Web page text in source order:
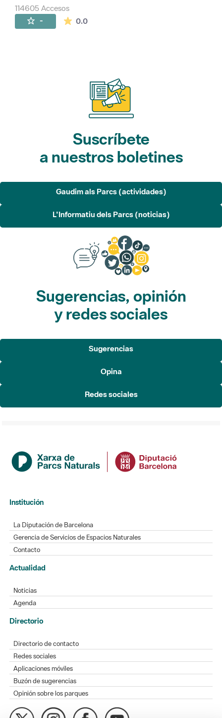
114605 Accesos
- 0.0La valoración media es de 0 estrellas de
Suscríbete
a nuestros boletines
Gaudim als Parcs (actividades)
L'Informatiu dels Parcs (noticias)
Sugerencias, opinión
y redes sociales
Sugerencias
Opina
Redes sociales
Institución
La Diputación de Barcelona
Gerencia de Servicios de Espacios Naturales
Contacto
Actualidad
Noticias
Agenda
Directorio
Directorio de contacto
Redes sociales
Aplicaciones móviles
Buzón de sugerencias
Opinión sobre los parques